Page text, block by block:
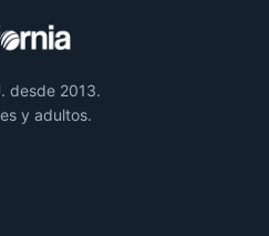
desde 2013.
y adultos.